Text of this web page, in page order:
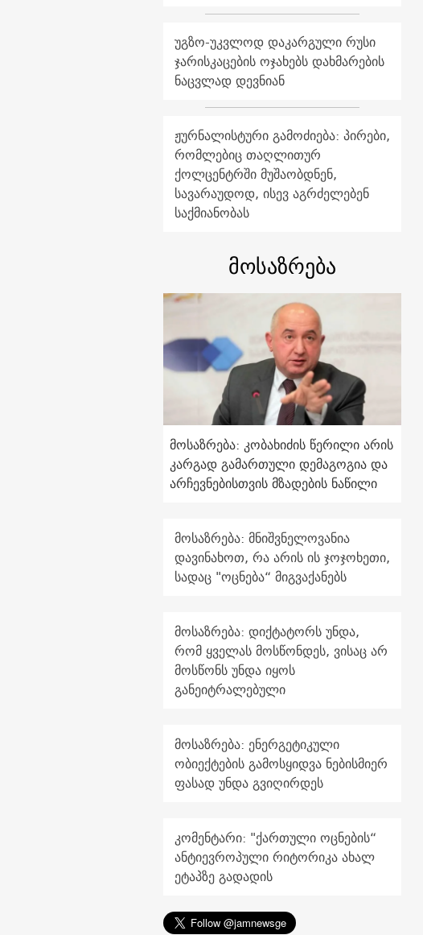
უგზო-უკვლოდ დაკარგული რუსი
ჯარისკაცების ოჯახებს დახმარების
ნაცვლად დევნიან
ჟურნალისტური გამოძიება: პირები,
რომლებიც თაღლითურ
ქოლცენტრში მუშაობდნენ,
სავარაუდოდ, ისევ აგრძელებენ
საქმიანობას
მოსაზრება
მოსაზრება: კობახიძის წერილი არის
კარგად გამართული დემაგოგია და
არჩევნებისთვის მზადების ნაწილი
მოსაზრება: მნიშვნელოვანია
დავინახოთ, რა არის ის ჯოჯოხეთი,
სადაც "ოცნება“ მიგვაქანებს
მოსაზრება: დიქტატორს უნდა,
რომ ყველას მოსწონდეს, ვისაც არ
მოსწონს უნდა იყოს
განეიტრალებული
მოსაზრება: ენერგეტიკული
ობიექტების გამოსყიდვა ნებისმიერ
ფასად უნდა გვიღირდეს
კომენტარი: "ქართული ოცნების“
ანტიევროპული რიტორიკა ახალ
ეტაპზე გადადის